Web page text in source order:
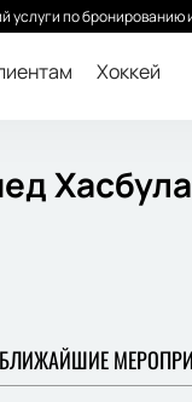
по бронированию
Хоккей